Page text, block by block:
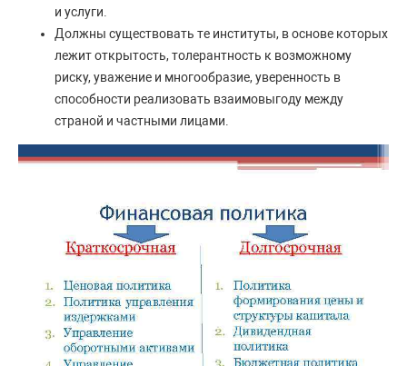
и услуги.
Должны существовать те институты, в основе которых
лежит открытость, толерантность к возможному
риску, уважение и многообразие, уверенность в
способности реализовать взаимовыгоду между
страной и частными лицами.